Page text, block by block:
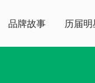
品牌故事 历届明